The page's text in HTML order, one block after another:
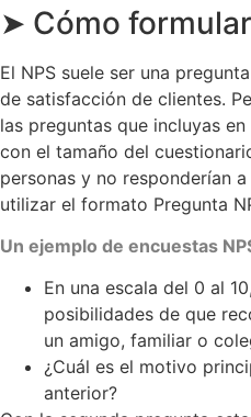
➤ Cómo
El NPS suele ser una
de satisfacción de clientes.
las preguntas que incluyas
con el tamaño del
personas y no responderían
utilizar el formato Pregunta
Un ejemplo de encuestas
En una escala del 0 al
posibilidades de que
un amigo, familiar o
¿Cuál es el motivo
anterior?